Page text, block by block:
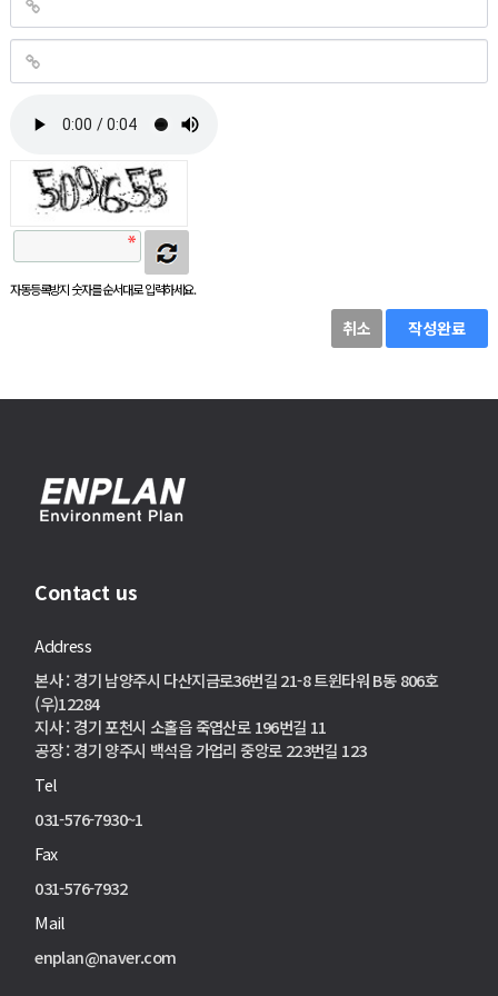
자동등록방지 숫자를 순서대로 입력하세요.
취소 작성완료
Contact us
Address
본사 : 경기 남양주시 다산지금로36번길 21-8 트윈타워 B동 806호
(우)12284
지사 : 경기 포천시 소홀읍 죽엽산로 196번길 11
공장 : 경기 양주시 백석읍 가업리 중앙로 223번길 123
Tel
031-576-7930~1
Fax
031-576-7932
Mail
enplan@naver.com